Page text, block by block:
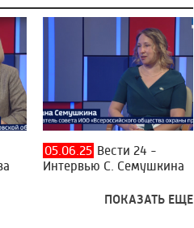
05.06.25 Вести 24 -
Интервью С. Семушкина
ПОКАЗАТЬ ЕЩЕ